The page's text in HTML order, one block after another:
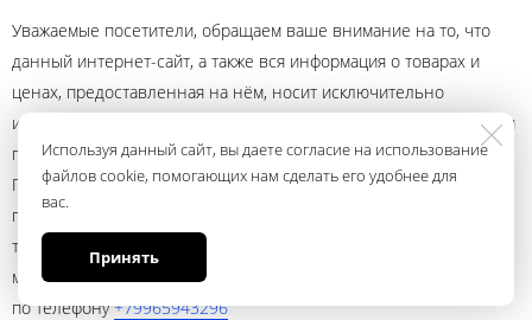
Используя данный сайт, вы даете согласие на использование
файлов cookie, помогающих нам сделать его удобнее для
вас.
Принять
Уважаемые посетители, обращаем ваше внимание на то, что
данный интернет-сайт, а также вся информация о товарах и
ценах, предоставленная на нём, носит исключительно
информационный характер и ни при каких условиях не является
публичной офертой, определяемой положениями Статьи 437
Гражданского кодекса Российской Федерации. Для получения
подробной информации о наличии и стоимости указанных
товаров и (или) услуг, пожалуйста, обращайтесь к менеджеру
магазина с помощью электронной почты andrey@ural.audio или
по телефону+79965943296